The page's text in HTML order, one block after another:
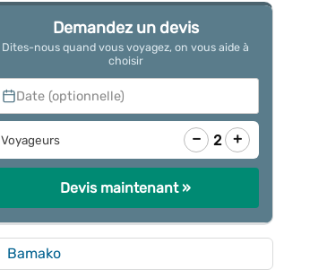
Demandez un devis
Dites-nous quand vous voyagez, on vous aide à
choisir
Date (optionnelle)
Voyageurs − 2 +
Devis maintenant »
Bamako